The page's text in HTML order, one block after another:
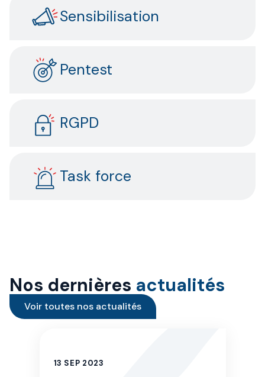
Sensibilisation
Pentest
RGPD
Task force
Nos dernières actualités
Voir toutes nos actualités
13 SEP 2023